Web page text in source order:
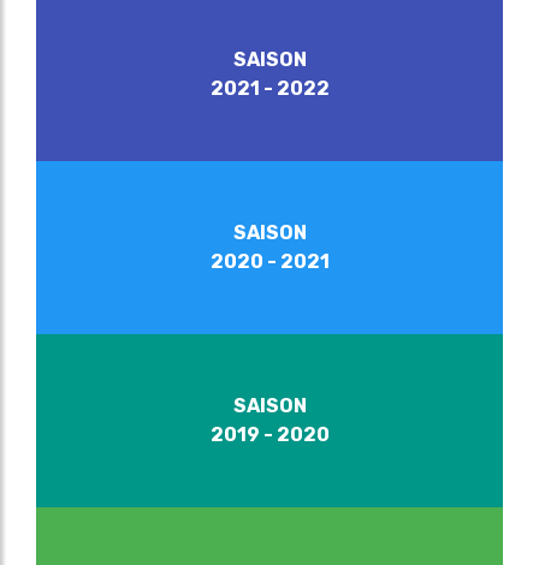
SAISON
2021 - 2022
SAISON
2020 - 2021
SAISON
2019 - 2020